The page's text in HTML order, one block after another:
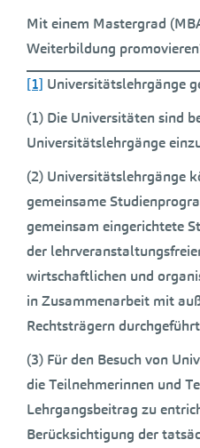
Mit einem Mastergrad
Weiterbildung
[1] Universitätslehrgänge
(1) Die Universitäten sind
Universitätslehrgänge
(2) Universitätslehrgänge
gemeinsame
gemeinsam eingerichtete
der
wirtschaftlichen und
in Zusammenarbeit mit
Rechtsträgern
(3) Für den Besuch von
die Teilnehmerinnen und
Lehrgangsbeitrag zu
Berücksichtigung der